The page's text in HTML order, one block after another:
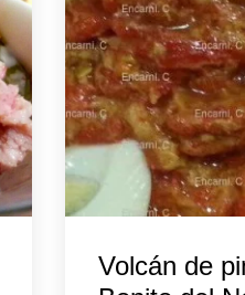
Volcán de